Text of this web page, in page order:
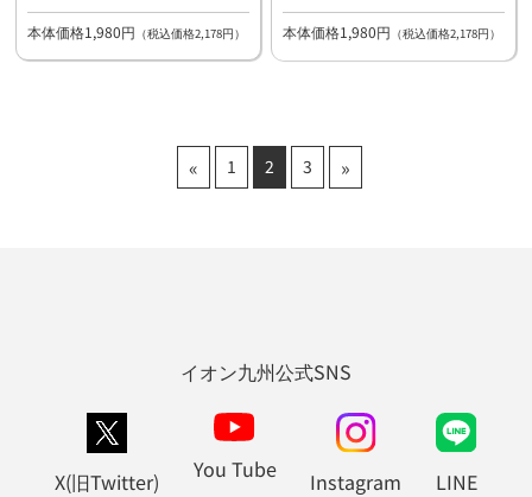
本体価格1,980円 （税込価格2,178円） 本体価格1,980円 （税込価格2,178円）
« 1 2 3 »
イオン九州公式SNS
X(旧Twitter) You Tube Instagram LINE